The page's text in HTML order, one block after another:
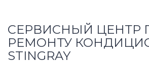
СЕРВИСНЫЙ ЦЕНТР
РЕМОНТУ
STINGRAY